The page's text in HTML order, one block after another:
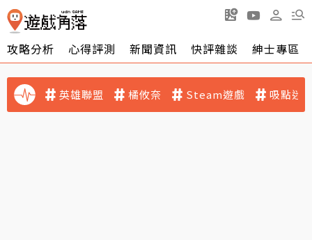
攻略分析 心得評測 新聞資訊 快評雜談 紳士專區
英雄聯盟 橘攸奈 Steam遊戲 吸點迷